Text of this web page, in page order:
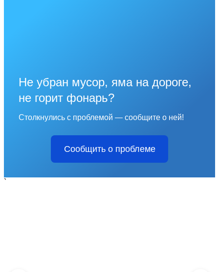
Не убран мусор, яма на дороге,
не горит фонарь?
Столкнулись с проблемой — сообщите о ней!
Сообщить о проблеме
`